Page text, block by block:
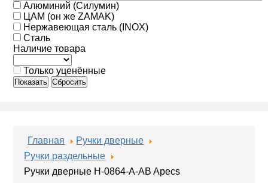
Алюминий (Силумин)
ЦАМ (он же ZAMAK)
Нержавеющая сталь (INOX)
Сталь
Наличие товара
Только уценённые
Показать Сбросить
Главная
Ручки дверные
Ручки раздельные
Ручки дверные H-0864-A-AB Apecs